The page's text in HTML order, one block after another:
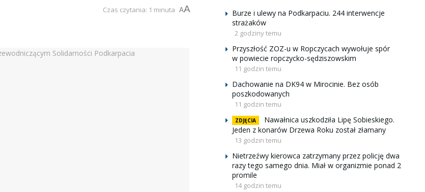
Czas czytania: 1 minuta AA
Burze i ulewy na Podkarpaciu. 244 interwencje
strażaków
2 godziny temu
Przyszłość ZOZ-u w Ropczycach wywołuje spór
w powiecie ropczycko-sędziszowskim
11 godzin temu
Dachowanie na DK94 w Mirocinie. Bez osób
poszkodowanych
11 godzin temu
ZDJĘCIA
Nawałnica uszkodziła Lipę Sobieskiego.
Jeden z konarów Drzewa Roku został złamany
13 godzin temu
Nietrzeźwy kierowca zatrzymany przez policję dwa
razy tego samego dnia. Miał w organizmie ponad 2
promile
14 godzin temu